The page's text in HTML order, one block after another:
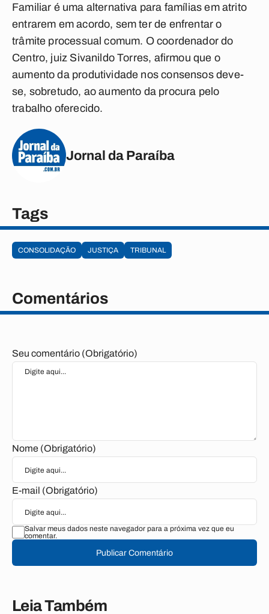
Familiar é uma alternativa para famílias em atrito
entrarem em acordo, sem ter de enfrentar o
trâmite processual comum. O coordenador do
Centro, juiz Sivanildo Torres, afirmou que o
aumento da produtividade nos consensos deve-
se, sobretudo, ao aumento da procura pelo
trabalho oferecido.
Jornal da Paraíba
Tags
CONSOLIDAÇÃO JUSTIÇA TRIBUNAL
Comentários
Seu comentário (Obrigatório)
Nome (Obrigatório)
E-mail (Obrigatório)
Salvar meus dados neste navegador para a próxima vez que eu
comentar.
Publicar Comentário
Leia Também